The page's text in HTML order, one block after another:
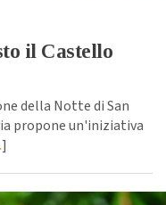
il Castello
della Notte di San
propone un'iniziativa
]